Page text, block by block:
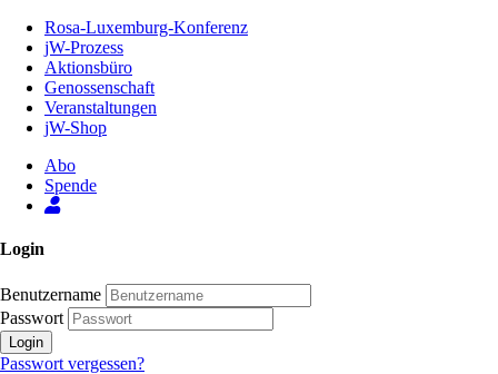
Inhalt
Seite
Rosa-Luxemburg-Konferenz
jW-Prozess
Aktionsbüro
Genossenschaft
Veranstaltungen
jW-Shop
Abo
Spende
Login
Benutzername
Passwort
Login
Passwort vergessen?